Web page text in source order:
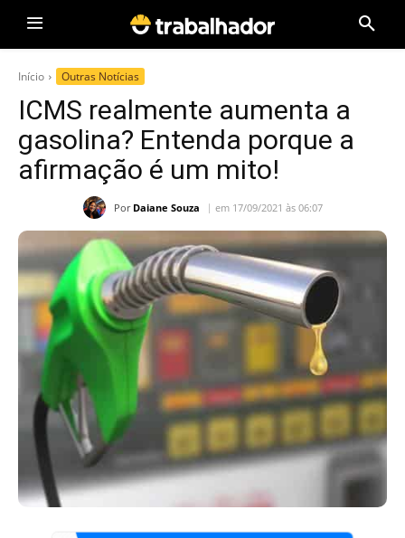
Início Outras Notícias
ICMS realmente aumenta a
gasolina? Entenda porque a
afirmação é um mito!
Por Daiane Souza em 17/09/2021 às 06:07